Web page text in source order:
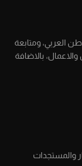
العربي، ومتابعة
بالاضافة
والمستجدات